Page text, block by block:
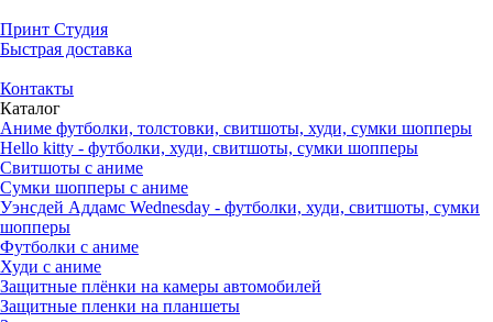
Принт Студия
Быстрая доставка
Контакты
Каталог
Аниме футболки, толстовки, свитшоты, худи, сумки шопперы
Hello kitty - футболки, худи, свитшоты, сумки шопперы
Свитшоты с аниме
Сумки шопперы с аниме
Уэнсдей Аддамс Wednesday - футболки, худи, свитшоты, сумки
шопперы
Футболки с аниме
Худи с аниме
Защитные плёнки на камеры автомобилей
Защитные пленки на планшеты